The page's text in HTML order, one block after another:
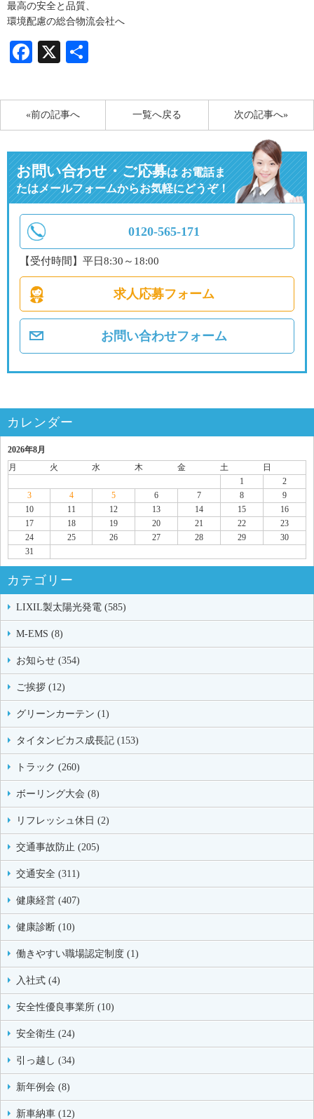
最高の安全と品質、
環境配慮の総合物流会社へ
Facebook
X
«前の記事へ 次の記事へ»
一覧へ戻る
お問い合わせ・ご応募はお電話ま
たはメールフォームからお気軽にどうぞ！
0120-565-171
【受付時間】平日8:30～18:00
求人応募フォーム
お問い合わせフォーム
カレンダー
2026年8月
月
火 水 木 金 土
日
1
2
3
4 5 6 7 8
9
10
11 12 13 14 15
16
17
18 19 20 21 22
23
24
25 26 27 28 29
30
31
カテゴリー
LIXIL製太陽光発電 (585)
M-EMS (8)
お知らせ (354)
ご挨拶 (12)
グリーンカーテン (1)
タイタンビカス成長記 (153)
トラック (260)
ボーリング大会 (8)
リフレッシュ休日 (2)
交通事故防止 (205)
交通安全 (311)
健康経営 (407)
健康診断 (10)
働きやすい職場認定制度 (1)
入社式 (4)
安全性優良事業所 (10)
安全衛生 (24)
引っ越し (34)
新年例会 (8)
新車納車 (12)